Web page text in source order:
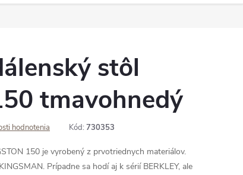
stôl
tmavohnedý
hodnotenia Kód: 730353
150 je vyrobený z prvotriednych materiálov.
Prípadne sa hodí aj k sérií BERKLEY, ale